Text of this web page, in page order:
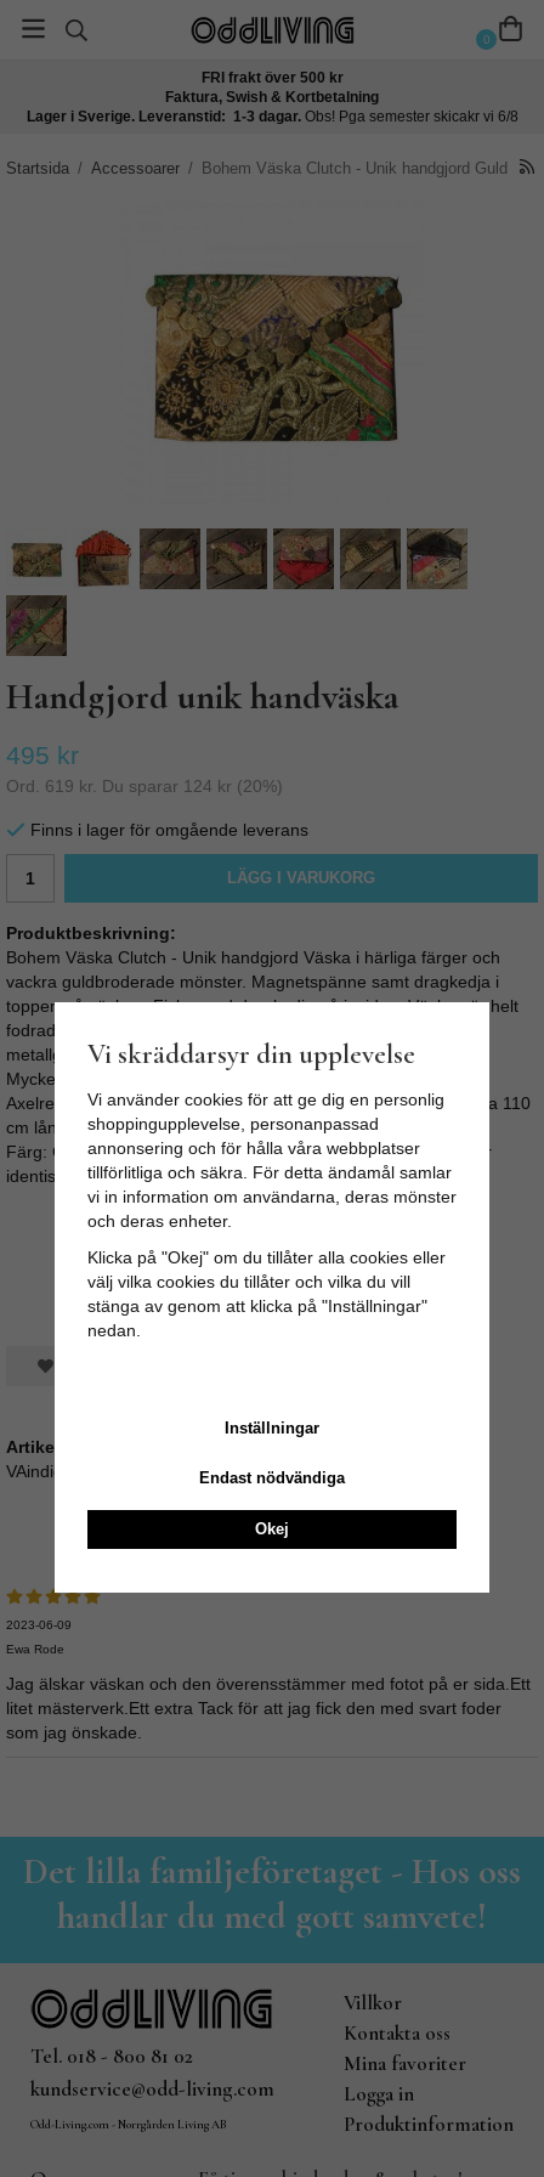
0
FRI frakt över 500 kr
Faktura, Swish & Kortbetalning
Lager i Sverige. Leveranstid: 1-3 dagar. Obs! Pga semester skicakr vi 6/8
Startsida / Accessoarer / Bohem Väska Clutch - Unik handgjord Guld
Handgjord unik handväska
495 kr
Ord. 619 kr . Du sparar 124 kr (20%)
Finns i lager för omgående leverans
LÄGG I VARUKORG
Produktbeskrivning:
Bohem Väska Clutch - Unik handgjord Väska i härliga färger och
vackra guldbroderade mönster. Magnetspänne samt dragkedja i
toppen på väskan. Ficka med dragkedja på insidan. Väskan är helt
fodrad med orange, rött, svart eller blått siden och har
metallguldmynt på locket.
Mycket läcker som kuvertväska / clutch.
Axelremmen är orange, röd, svart el blå (matchar fodret) och ca 110
cm lång Strl: B 30 H 20 D 1 cm.
Färg: Olika färglada tyger med guldbroderier. Inte två väskor är
identiska även om de liknar varann.
Spara som favorit
Artikelnummer:
VAindienG_100
Recensioner
2023-06-09
Ewa Rode
Jag älskar väskan och den överensstämmer med fotot på er sida.Ett
litet mästerverk.Ett extra Tack för att jag fick den med svart foder
som jag önskade.
Det lilla familjeföretaget - Hos oss
handlar du med gott samvete!
Tel. 018 - 800 81 02
kundservice@odd-living.com
Odd-Living.com - Norrgården Living AB
Villkor
Kontakta oss
Mina favoriter
Logga in
Produktinformation
Vi skräddarsyr din upplevelse
Vi använder cookies för att ge dig en personlig
shoppingupplevelse, personanpassad
annonsering och för hålla våra webbplatser
tillförlitliga och säkra. För detta ändamål samlar
vi in information om användarna, deras mönster
och deras enheter.
Klicka på "Okej" om du tillåter alla cookies eller
välj vilka cookies du tillåter och vilka du vill
stänga av genom att klicka på "Inställningar"
nedan.
Inställningar
Endast nödvändiga
Okej